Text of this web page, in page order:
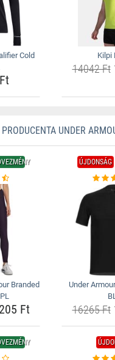
Cold
Kilpi
14042 Ft
UNDER
Branded
Ft
ÚJDONSÁG
Under
16265 Ft